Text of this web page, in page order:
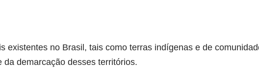
existentes no Brasil, tais como terras indígenas e de
demarcação desses territórios.